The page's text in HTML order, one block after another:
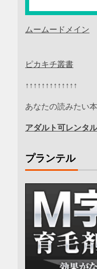
ムームードメイン
ピカキチ叢書
↑↑↑↑↑↑↑↑↑↑↑↑↑
あなたの読みたい
アダルト可レンタ
プランテル